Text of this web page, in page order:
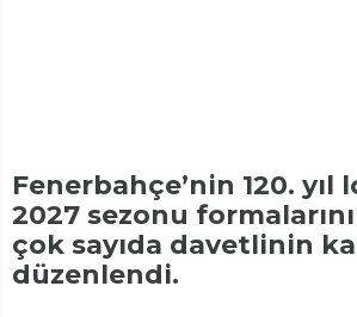
Fenerbahçe’nin 120. yıl
2027 sezonu
çok sayıda davetlinin
düzenlendi.